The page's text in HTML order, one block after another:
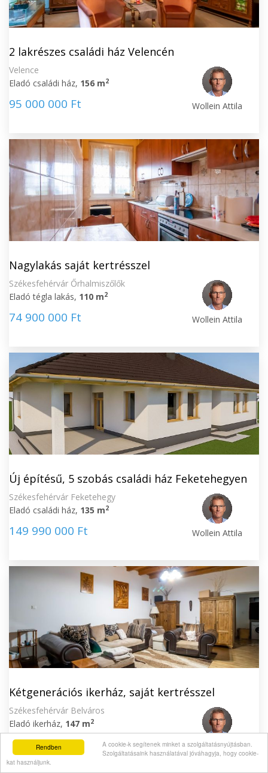
Rendben
A cookie-k segítenek minket a szolgáltatásnyújtásban.
Szolgáltatásaink használatával jóváhagyja, hogy cookie-
kat használjunk.
2 lakrészes családi ház Velencén
Velence
Eladó családi ház, 156 m2
95 000 000 Ft Wollein Attila
Nagylakás saját kertrésszel
Székesfehérvár Őrhalmiszőlők
Eladó tégla lakás, 110 m2
74 900 000 Ft Wollein Attila
Új építésű, 5 szobás családi ház Feketehegyen
Székesfehérvár Feketehegy
Eladó családi ház, 135 m2
149 990 000 Ft Wollein Attila
Kétgenerációs ikerház, saját kertrésszel
Székesfehérvár Belváros
Eladó ikerház, 147 m2
124 990 000 Ft Wollein Attila